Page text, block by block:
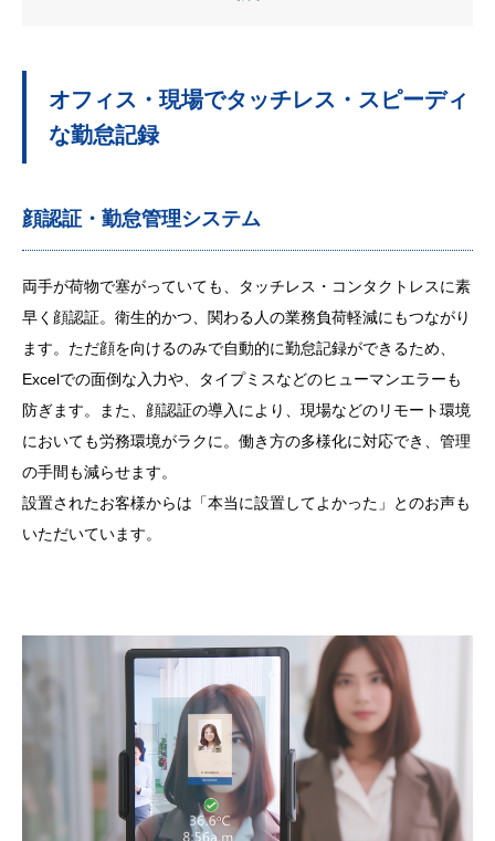
オフィス・現場でタッチレス・スピーディ
な勤怠記録
顔認証・勤怠管理システム
両手が荷物で塞がっていても、タッチレス・コンタクトレスに素
早く顔認証。衛生的かつ、関わる人の業務負荷軽減にもつながり
ます。ただ顔を向けるのみで自動的に勤怠記録ができるため、
Excelでの面倒な入力や、タイプミスなどのヒューマンエラーも
防ぎます。また、顔認証の導入により、現場などのリモート環境
においても労務環境がラクに。 働き方の多様化に対応でき、 管理
の手間も減らせます。
設置されたお客様からは「本当に設置してよかった」とのお声も
いただいています。